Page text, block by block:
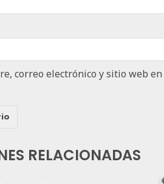
correo electrónico y sitio web
RELACIONADAS